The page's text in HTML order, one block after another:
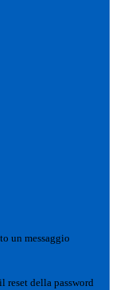
un messaggio
reset della password